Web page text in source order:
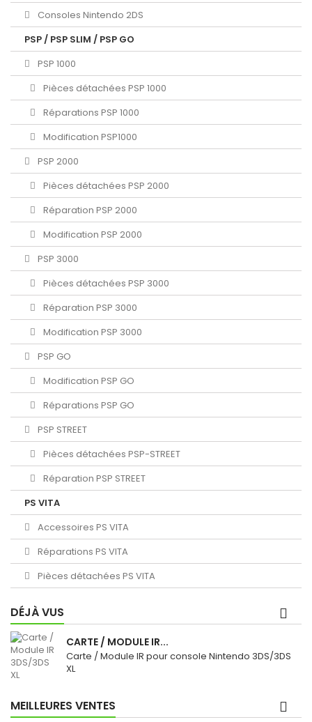
Consoles Nintendo 2DS
PSP / PSP SLIM / PSP GO
PSP 1000
Pièces détachées PSP 1000
Réparations PSP 1000
Modification PSP1000
PSP 2000
Pièces détachées PSP 2000
Réparation PSP 2000
Modification PSP 2000
PSP 3000
Pièces détachées PSP 3000
Réparation PSP 3000
Modification PSP 3000
PSP GO
Modification PSP GO
Réparations PSP GO
PSP STREET
Pièces détachées PSP-STREET
Réparation PSP STREET
PS VITA
Accessoires PS VITA
Réparations PS VITA
Pièces détachées PS VITA
DÉJÀ VUS
CARTE / MODULE IR...
Carte / Module IR pour console Nintendo 3DS/3DS
XL
MEILLEURES VENTES